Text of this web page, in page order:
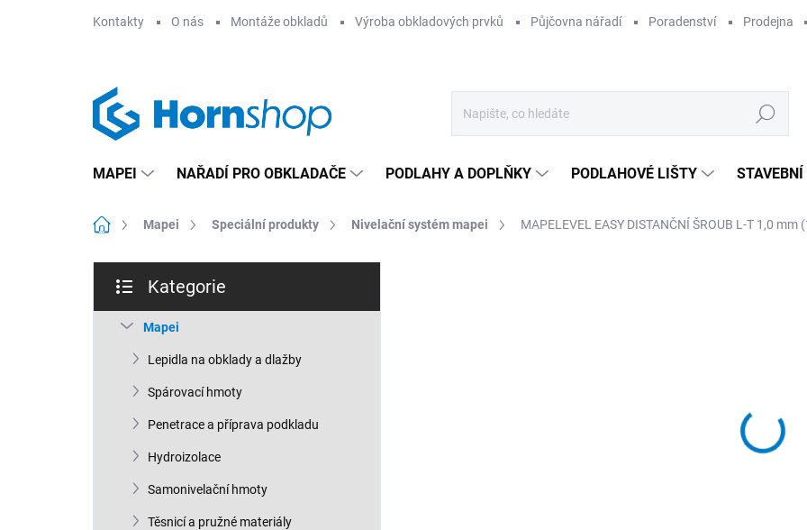
Kontakty O nás Montáže obkladů Výroba obkladových prvků Půjčovna nářadí Poradenství Prodejna
Hledat
MAPEI NAŘADÍ PRO OBKLADAČE PODLAHY A DOPLŇKY PODLAHOVÉ LIŠTY
Domů Mapei Speciální produkty Nivelační systém mapei MAPELEVEL EASY DISTANČNÍ ŠROUB L-T 1,0
s
kategorie
Kategorie
Mapei
Lepidla na obklady a dlažby
Spárovací hmoty
Penetrace a příprava podkladu
Hydroizolace
Samonivelační hmoty
Těsnicí a pružné materiály